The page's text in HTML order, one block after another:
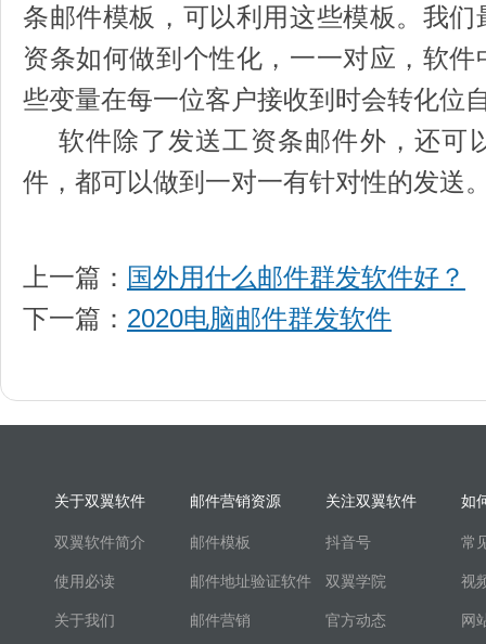
条邮件模板，可以利用这些模板。我
资条如何做到个性化，一一对应，软
些变量在每一位客户接收到时会转化位
软件除了发送工资条邮件外，还可
件，都可以做到一对一有针对性的发送
上一篇： 国外用什么邮件群发软件好？
下一篇： 2020电脑邮件群发软件
关于双翼软件
双翼软件简介
使用必读
关于我们
邮件营销资源
邮件模板
邮件地址验证软件
邮件营销
关注双翼软件
抖音号
双翼学院
官方动态
如
常
视
网